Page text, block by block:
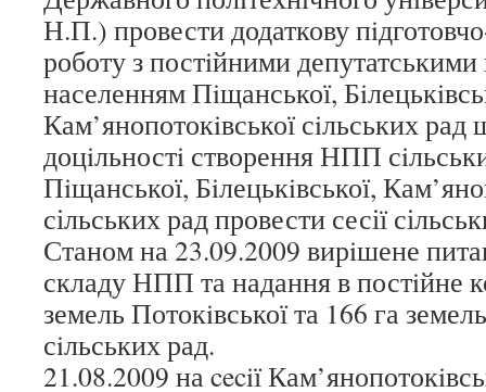
Н.П.) провести додаткову
роботу з постiйними
населенням Пiщанської,
Кам’янопотокiвської сiльських рад
доцiльностi створення НПП
Пiщанської, Бiлецькiвської,
сільських рад провести сесії
Станом на 23.09.2009 вирiшене
складу НПП та надання в постiйне
земель Потокiвської та 166 га
сiльських рад.
21.08.2009 на ceciї